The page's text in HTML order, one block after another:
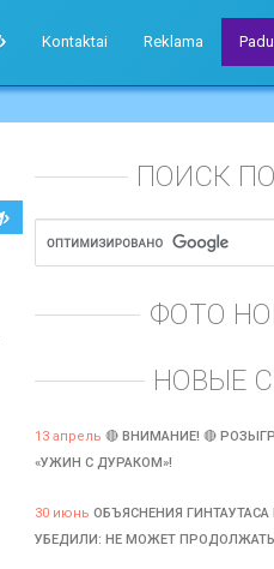
Kontaktai Reklama
ПОИСК
ФОТО
НОВЫЕ
13 апрель 🔴 ВНИМАНИЕ! 🔴
«УЖИН С ДУРАКОМ»!
30 июнь ОБЪЯСНЕНИЯ
УБЕДИЛИ: НЕ МОЖЕТ ПРОДОЛЖАТЬ